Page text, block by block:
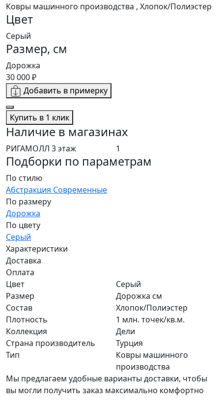
Ковры машинного производства , Хлопок/Полиэстер
Цвет
Серый
Размер, см
Дорожка
30 000 ₽
Добавить в примерку
Купить в 1 клик
Наличие в магазинах
РИГАМОЛЛ 3 этаж 1
Подборки по параметрам
По стилю
Абстракция Современные
По размеру
Дорожка
По цвету
Серый
Характеристики
Доставка
Оплата
Цвет
Серый
Размер
Дорожка см
Состав
Хлопок/Полиэстер
Плотность
1 млн. точек/кв.м.
Коллекция
Дели
Страна производитель
Турция
Тип
Ковры машинного
производства
Мы предлагаем удобные варианты доставки, чтобы
вы могли получить заказ максимально комфортно